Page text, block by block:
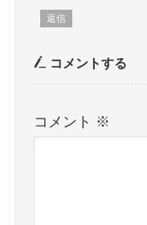
返信
コメントする
コメント ※